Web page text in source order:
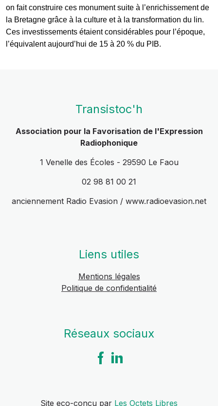
on fait construire ces monument suite à l’enrichissement de
la Bretagne grâce à la culture et à la transformation du lin.
Ces investissements étaient considérables pour l’époque,
l’équivalent aujourd’hui de 15 à 20 % du PIB.
Transistoc'h
Association pour la Favorisation de l'Expression
Radiophonique
1 Venelle des Écoles - 29590 Le Faou
02 98 81 00 21
anciennement Radio Evasion / www.radioevasion.net
Liens utiles
Mentions légales
Politique de confidentialité
Réseaux sociaux
Site eco-conçu par Les Octets Libres